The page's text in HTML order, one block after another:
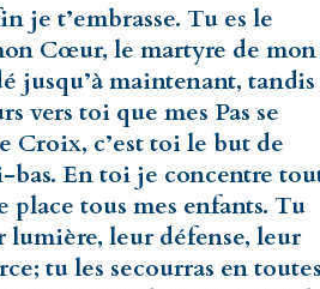
je t’embrasse. Tu es le
Cœur, le martyre de mon
jusqu’à maintenant, tandis
vers toi que mes Pas se
Croix, c’est toi le but de
En toi je concentre
place tous mes enfants. Tu
lumière, leur défense, leur
tu les secourras en